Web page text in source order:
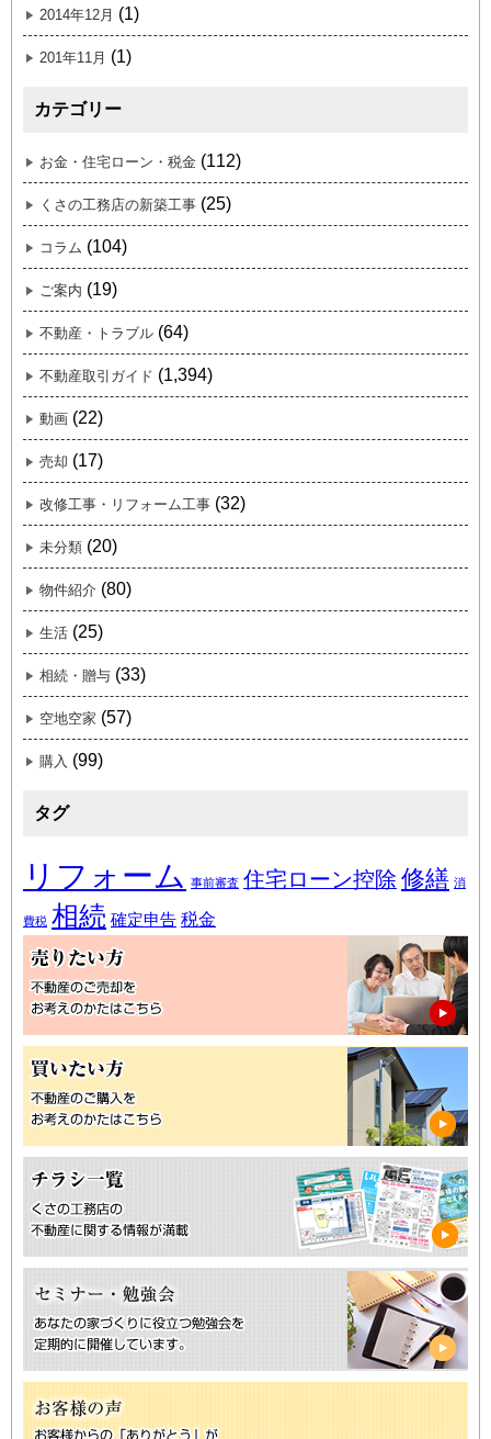
2014年12月 (1)
201年11月 (1)
カテゴリー
お金・住宅ローン・税金 (112)
くさの工務店の新築工事 (25)
コラム (104)
ご案内 (19)
不動産・トラブル (64)
不動産取引ガイド (1,394)
動画 (22)
売却 (17)
改修工事・リフォーム工事 (32)
未分類 (20)
物件紹介 (80)
生活 (25)
相続・贈与 (33)
空地空家 (57)
購入 (99)
タグ
リフォーム 事前審査 住宅ローン控除 修繕 消
費税 相続 確定申告 税金